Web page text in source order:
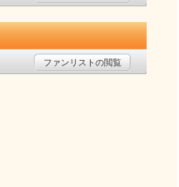
ファンリストの閲覧